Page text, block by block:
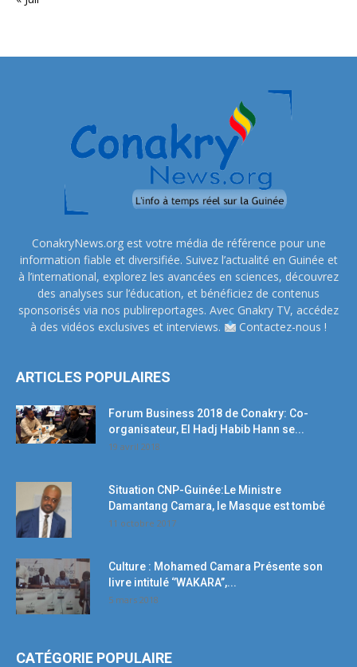
ConakryNews.org est votre média de référence pour une
information fiable et diversifiée. Suivez l’actualité en Guinée et
à l’international, explorez les avancées en sciences, découvrez
des analyses sur l’éducation, et bénéficiez de contenus
sponsorisés via nos publireportages. Avec Gnakry TV, accédez
à des vidéos exclusives et interviews.
Contactez-nous !
ARTICLES POPULAIRES
Forum Business 2018 de Conakry: Co-
organisateur, El Hadj Habib Hann se...
19 avril 2018
Situation CNP-Guinée:Le Ministre
Damantang Camara, le Masque est tombé
11 octobre 2017
Culture : Mohamed Camara Présente son
livre intitulé ‘’WAKARA’’,...
5 mars 2018
CATÉGORIE POPULAIRE